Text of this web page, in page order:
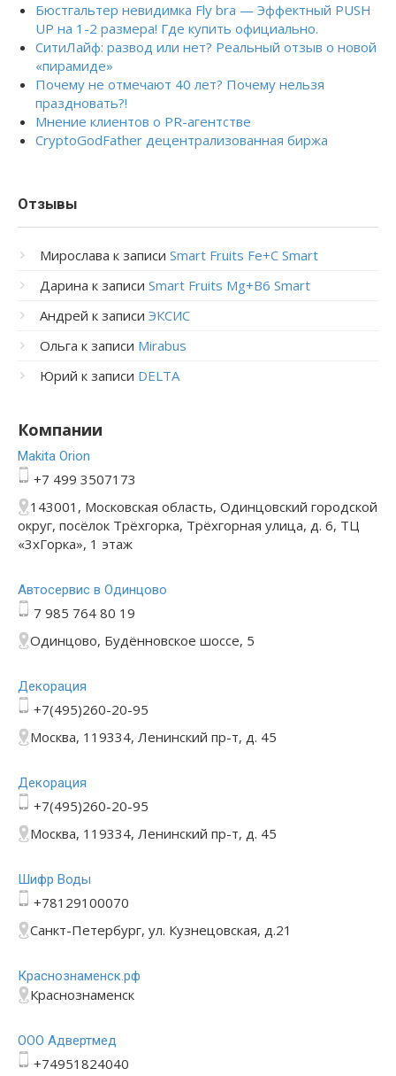
Бюстгальтер невидимка Fly bra — Эффектный PUSH
UP на 1-2 размера! Где купить официально.
СитиЛайф: развод или нет? Реальный отзыв о новой
«пирамиде»
Почему не отмечают 40 лет? Почему нельзя
праздновать?!
Мнение клиентов о PR-агентстве
CryptoGodFather децентрализованная биржа
Отзывы
Мирослава к записи Smart Fruits Fe+C Smart
Дарина к записи Smart Fruits Mg+B6 Smart
Андрей к записи ЭКСИС
Ольга к записи Mirabus
Юрий к записи DELTA
Компании
Makita Orion
+7 499 3507173
143001, Московская область, Одинцовский городской
округ, посёлок Трёхгорка, Трёхгорная улица, д. 6, ТЦ
«3хГорка», 1 этаж
Автосервис в Одинцово
7 985 764 80 19
Одинцово, Будённовское шоссе, 5
Декорация
+7(495)260-20-95
Москва, 119334, Ленинский пр-т, д. 45
Декорация
+7(495)260-20-95
Москва, 119334, Ленинский пр-т, д. 45
Шифр Воды
+78129100070
Санкт-Петербург, ул. Кузнецовская, д.21
Краснознаменск.рф
Краснознаменск
ООО Адвертмед
+74951824040